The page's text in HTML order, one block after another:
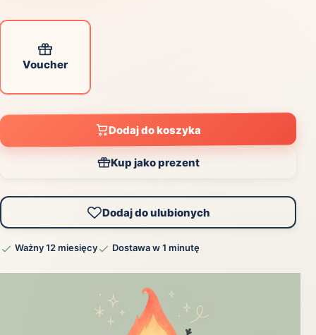
Voucher
Dodaj do koszyka
Kup jako prezent
Dodaj do ulubionych
Ważny 12 miesięcy Dostawa w 1 minutę